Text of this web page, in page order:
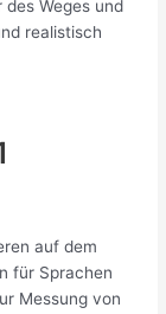
Weges und
realistisch
auf dem
für Sprachen
Messung von